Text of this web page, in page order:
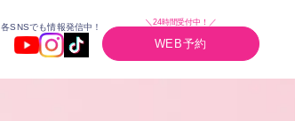
各SNSでも情報発信中！
＼24時間受付中！／
WEB予約